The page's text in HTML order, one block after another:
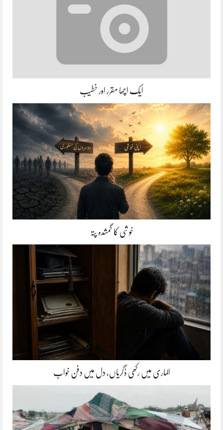
ایک اچھا مقرر اور خطیب
خوشی کا گمشدہ پتہ
الماری میں رکھی ڈگریاں، دل میں دفن خواب